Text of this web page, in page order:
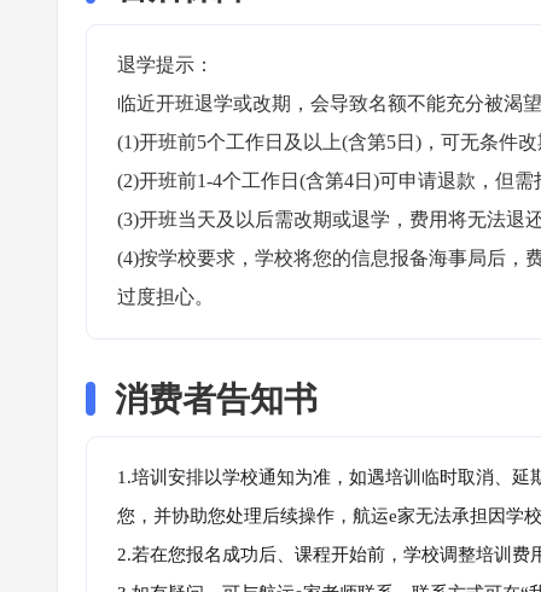
退学提示：
临近开班退学或改期，会导致名额不能充分被渴
(1)开班前5个工作日及以上(含第5日)，可无条件
(2)开班前1-4个工作日(含第4日)可申请退款，但
(3)开班当天及以后需改期或退学，费用将无法退
(4)按学校要求，学校将您的信息报备海事局后，
过度担心。
消费者告知书
1.培训安排以学校通知为准，如遇培训临时取消、
您，并协助您处理后续操作，航运e家无法承担因学
2.若在您报名成功后、课程开始前，学校调整培训